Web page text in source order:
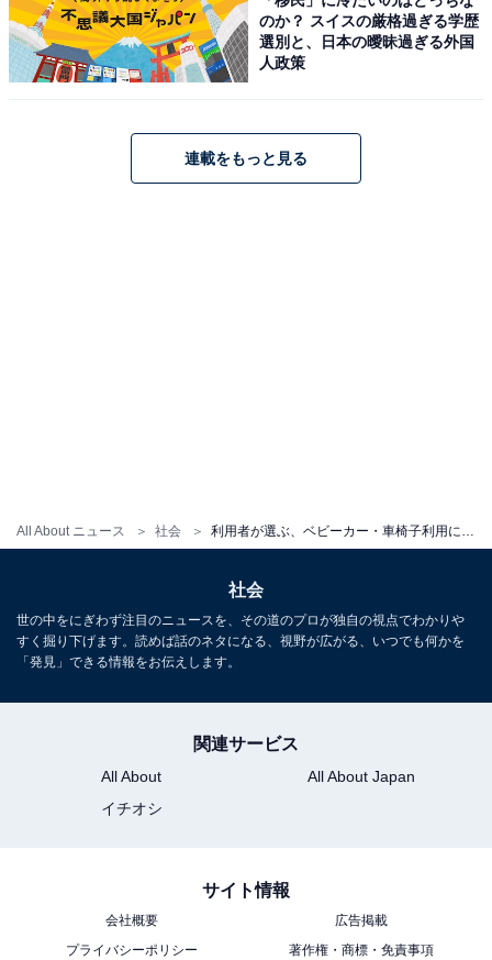
All About ニュース 社会
・プレスリリース
のか？ スイスの厳格過ぎる学歴
選別と、日本の曖昧過ぎる外国
人政策
連載をもっと見る
社会
世の中をにぎわず注目のニュースを、その道のプロが独自の視点でわかりや
すく掘り下げます。読めば話のネタになる、視野が広がる、いつでも何かを
「発見」できる情報をお伝えします。
関連サービス
All About
All About Japan
イチオシ
サイト情報
会社概要
広告掲載
プライバシーポリシー
著作権・商標・免責事項